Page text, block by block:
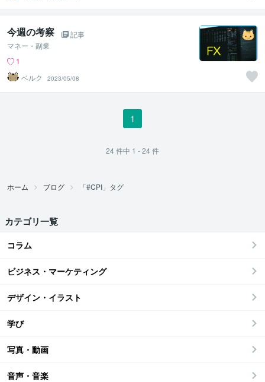
今週の考察
記事
マネー・副業
1
ベルク
2023/05/08
1
24件中 1 - 24件
ホーム ブログ 「#CPI」タグ
カテゴリ一覧
コラム
ビジネス・マーケティング
デザイン・イラスト
学び
写真・動画
音声・音楽